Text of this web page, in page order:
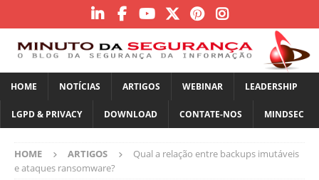
HOME NOTÍCIAS ARTIGOS WEBINAR LEADERSHIP
LGPD & PRIVACY DOWNLOAD CONTATE-NOS MINDSEC
HOME ARTIGOS
Qual a relação entre backups imutáveis
e ataques ransomware?